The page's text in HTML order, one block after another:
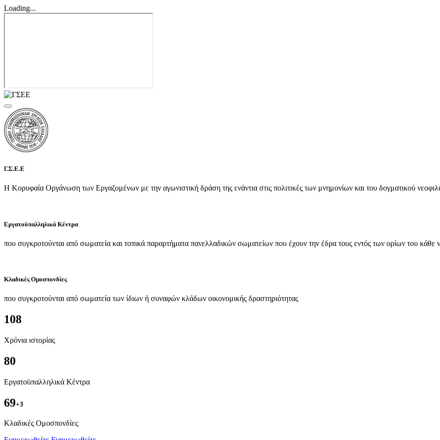
Loading...
Γ.Σ.Ε.Ε
Η Κορυφαία Οργάνωση των Εργαζομένων με την αγωνιστική δράση της ενάντια στις πολιτικές των μνημονίων και του δογματικού
Εργατοϋπαλληλικά Κέντρα
που συγκροτούνται από σωματεία και τοπικά παραρτήματα πανελλαδικών σωματείων που έχουν την έδρα τους εντός των ορίων του κάθε
Κλαδικές Ομοσπονδίες
που συγκροτούνται από σωματεία των ίδιων ή συναφών κλάδων οικονομικής δραστηριότητας
108
Χρόνια ιστορίας
80
Εργατοϋπαλληλικά Κέντρα
69+3
Kλαδικές Ομοσπονδίες